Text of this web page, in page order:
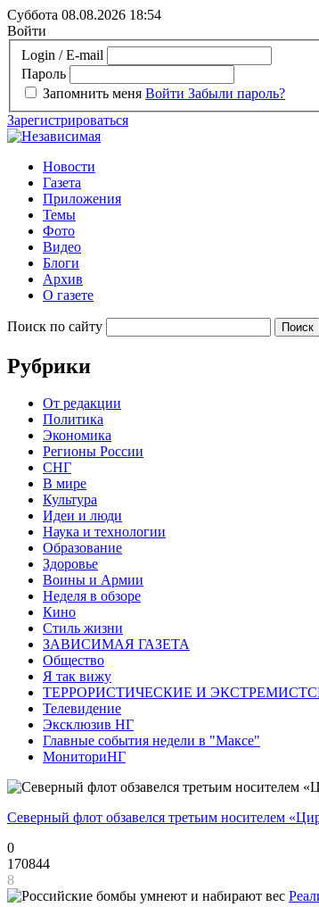
Суббота 08.08.2026 18:54
Войти
Login / E-mail
Пароль
Запомнить меня Войти Забыли пароль?
Зарегистрироваться
Новости
Газета
Приложения
Темы
Фото
Видео
Блоги
Архив
О газете
Поиск по сайту
Рубрики
От редакции
Политика
Экономика
Регионы России
СНГ
В мире
Культура
Идеи и люди
Наука и технологии
Образование
Здоровье
Воины и Армии
Неделя в обзоре
Кино
Стиль жизни
ЗАВИСИМАЯ ГАЗЕТА
Общество
Я так вижу
ТЕРРОРИСТИЧЕСКИЕ И
Телевидение
Эксклюзив НГ
Главные события недели в "Максе"
МониториНГ
Северный флот обзавелся третьим носителем
0
170844
8